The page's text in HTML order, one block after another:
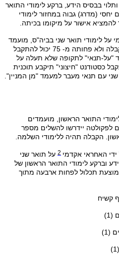
בבסיס הידע, ברקע לימודי התואר
(מדרג) גבוה במחזור לימודי
אישור על מיקומו בכיתה.
על לימודי תואר שני בביה"ס, מועמד
שרמת ציוניו נמוכה מסף הקבלה ולא פחותה מ- 75 יכול להתקבל
"על-תנאי" לתקופה שלא תעלה על
כסטודנט "חיצוני" תיקבע תוכנית
עם תנאי מעבר למעמד "מן המניין".
התואר הראשון, מועמדים
לפקולטה יידרשו להשלים מספר
הקבלה תהיה ללימודי השלמה.
האחראי אקדמי 2 על תואר שני
וברקע לימודי התואר הראשון של
תכלול לפחות ארבעה מתוך
קשיח
(1)